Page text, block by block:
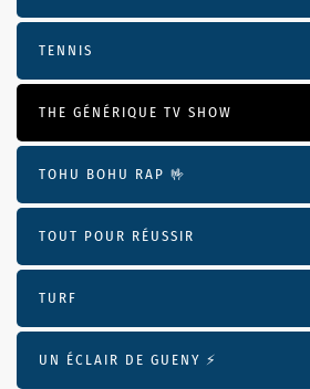
TENNIS
THE GÉNÉRIQUE TV SHOW
TOHU BOHU RAP 🤟
TOUT POUR RÉUSSIR
TURF
UN ÉCLAIR DE GUENY ⚡️